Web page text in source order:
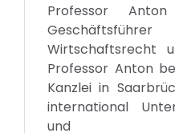
Professor
Wirtschaftsrecht
Professor Anton
Kanzlei in
international
und